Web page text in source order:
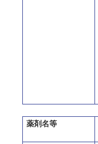
薬剤名等